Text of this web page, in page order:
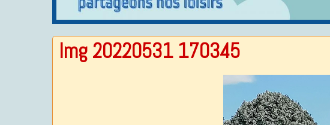
Img 20220531 170345